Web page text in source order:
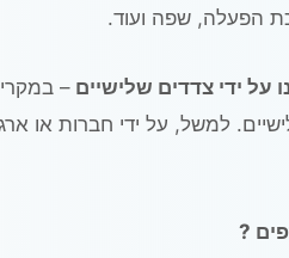
על ידי צדדים שלישיים –
למשל, על ידי חברות או
?